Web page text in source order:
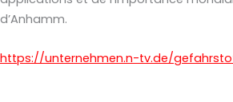
d’Anhamm.
https://unternehmen.n-tv.de/